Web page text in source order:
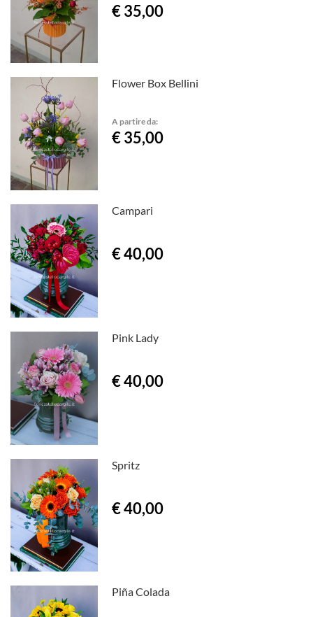
€ 35,00
Flower Box Bellini
A partire da:
€ 35,00
Campari
€ 40,00
Pink Lady
€ 40,00
Spritz
€ 40,00
Piña Colada